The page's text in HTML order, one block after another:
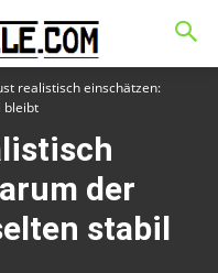
realistisch einschätzen:
bleibt
der
stabil